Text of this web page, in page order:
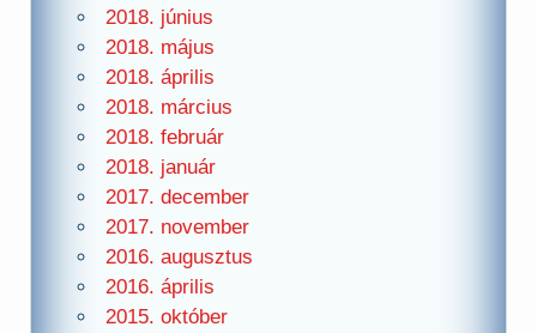
2018. június
2018. május
2018. április
2018. március
2018. február
2018. január
2017. december
2017. november
2016. augusztus
2016. április
2015. október